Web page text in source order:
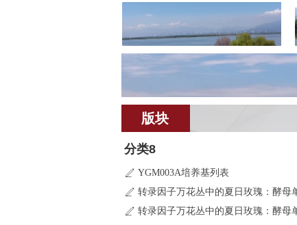
ꄅ YGM003A培养基列表
ꄅ
ꄅ
分类8
版块